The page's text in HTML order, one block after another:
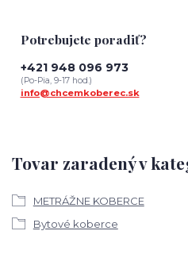
Tovar zaradený v
METRÁŽNE KOBERCE
Bytové koberce
Potrebujete poradiť?
+421 948 096 973
(Po-Pia, 9-17 hod.)
info@chcemkoberec.sk